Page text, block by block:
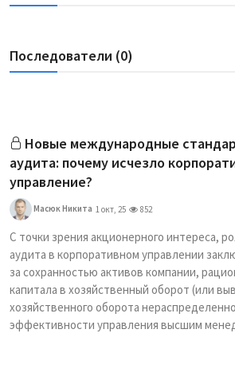
Последователи (0)
Новые международные
аудита: почему исчезло
управление?
Масюк Никита 1 окт, 25 852
С точки зрения акционерного интереса,
аудита в корпоративном управлении
за сохранностью активов компании,
капитала в хозяйственный оборот (или
хозяйственного оборота
эффективности управления высшим